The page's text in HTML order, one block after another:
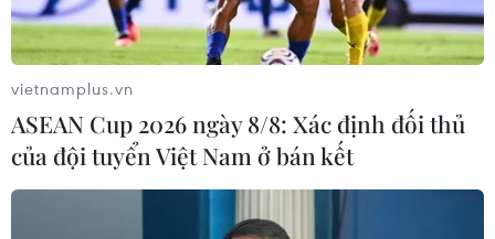
Ít nhất 27 người thiệt mạng trong các vụ
tấn công ở CHDC Congo
18/05/2020 01:03
Theo số liệu thống kê của Liên Hợp Quốc, hàng chục
nghìn người đã bị sát hại tại khu vực Đông Bắc Cộng
hòa Dân chủ Congo, trong đó đa số họ thuộc sắc tộc
vietnamplus.vn
ASEAN Cup 2026 ngày 8/8: Xác định đối thủ
của đội tuyển Việt Nam ở bán kết